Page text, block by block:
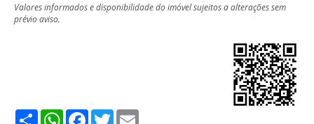
Valores informados e disponibilidade do imóvel sujeitos a alterações sem
prévio aviso.
ShareWhatsApp
Facebook
Twitter